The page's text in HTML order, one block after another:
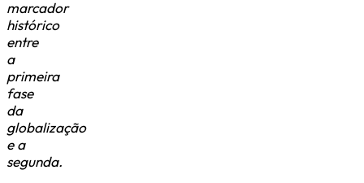
marcador
histórico
entre
a
primeira
fase
da
globalização
e a
segunda.